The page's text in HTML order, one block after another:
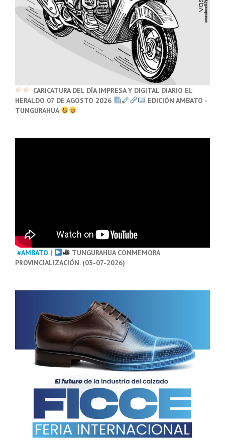
CARICATURA DEL DÍA IMPRESA Y DIGITAL DIARIO EL
HERALDO 07 DE AGOSTO 2026
EDICIÓN AMBATO -
TUNGURAHUA
#AMBATO |
TUNGURAHUA CONMEMORA
PROVINCIALIZACIÓN. (03-07-2026)